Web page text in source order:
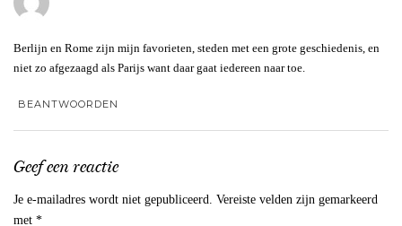
Berlijn en Rome zijn mijn favorieten, steden met een grote geschiedenis, en
niet zo afgezaagd als Parijs want daar gaat iedereen naar toe.
BEANTWOORDEN
Geef een reactie
Je e-mailadres wordt niet gepubliceerd. Vereiste velden zijn gemarkeerd
met *